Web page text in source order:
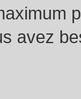
avez